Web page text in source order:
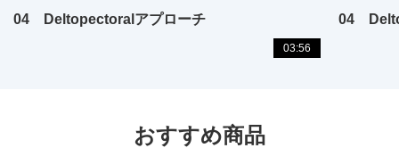
04 Deltopectoralアプローチ
03:56
04
おすすめ商品